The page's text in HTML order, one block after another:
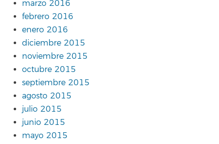
marzo 2016
febrero 2016
enero 2016
diciembre 2015
noviembre 2015
octubre 2015
septiembre 2015
agosto 2015
julio 2015
junio 2015
mayo 2015